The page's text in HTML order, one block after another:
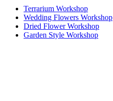
Terrarium Workshop
Wedding Flowers Workshop
Dried Flower Workshop
Garden Style Workshop